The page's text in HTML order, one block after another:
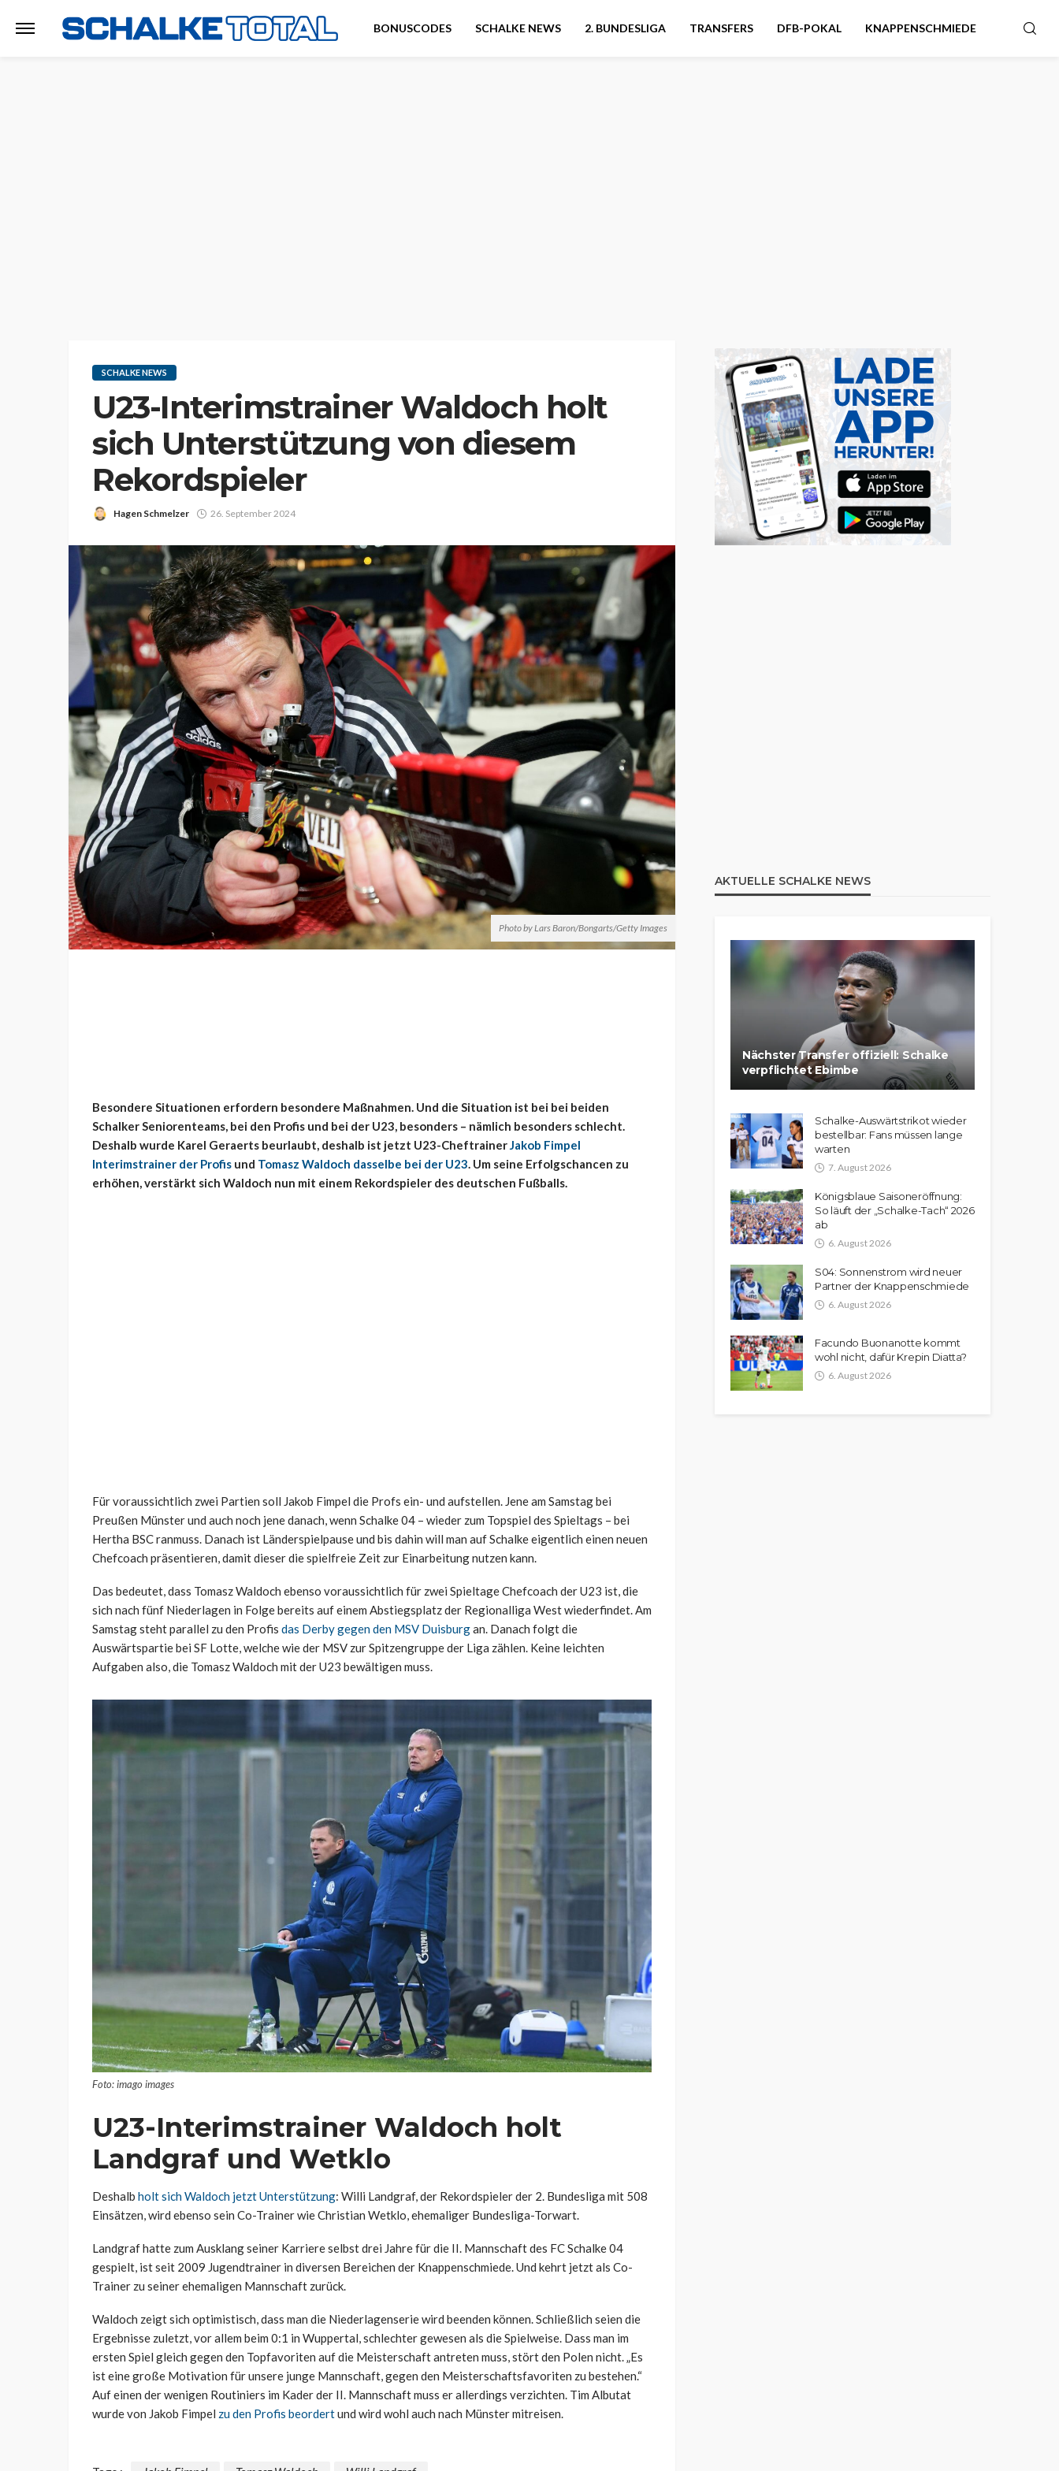
BONUSCODES SCHALKE NEWS 2. BUNDESLIGA TRANSFERS DFB-POKAL KNAPPENSCHMIEDE
SCHALKE NEWS
U23-Interimstrainer Waldoch holt
sich Unterstützung von diesem
Rekordspieler
Hagen Schmelzer 26. September 2024
Photo by Lars Baron/Bongarts/Getty Images
Besondere Situationen erfordern besondere Maßnahmen. Und die Situation ist bei bei beiden
Schalker Seniorenteams, bei den Profis und bei der U23, besonders – nämlich besonders schlecht.
Deshalb wurde Karel Geraerts beurlaubt, deshalb ist jetzt U23-CheftrainerJakob Fimpel
Interimstrainer der Profis und Tomasz Waldoch dasselbe bei der U23. Um seine Erfolgschancen zu
erhöhen, verstärkt sich Waldoch nun mit einem Rekordspieler des deutschen Fußballs.
Für voraussichtlich zwei Partien soll Jakob Fimpel die Profs ein- und aufstellen. Jene am Samstag bei
Preußen Münster und auch noch jene danach, wenn Schalke 04 – wieder zum Topspiel des Spieltags – bei
Hertha BSC ranmuss. Danach ist Länderspielpause und bis dahin will man auf Schalke eigentlich einen neuen
Chefcoach präsentieren, damit dieser die spielfreie Zeit zur Einarbeitung nutzen kann.
Das bedeutet, dass Tomasz Waldoch ebenso voraussichtlich für zwei Spieltage Chefcoach der U23 ist, die
sich nach fünf Niederlagen in Folge bereits auf einem Abstiegsplatz der Regionalliga West wiederfindet. Am
Samstag steht parallel zu den Profis das Derby gegen den MSV Duisburgan. Danach folgt die
Auswärtspartie bei SF Lotte, welche wie der MSV zur Spitzengruppe der Liga zählen. Keine leichten
Aufgaben also, die Tomasz Waldoch mit der U23 bewältigen muss.
Foto: imago images
U23-Interimstrainer Waldoch holt
Landgraf und Wetklo
Deshalb holt sich Waldoch jetzt Unterstützung: Willi Landgraf, der Rekordspieler der 2. Bundesliga mit 508
Einsätzen, wird ebenso sein Co-Trainer wie Christian Wetklo, ehemaliger Bundesliga-Torwart.
Landgraf hatte zum Ausklang seiner Karriere selbst drei Jahre für die II. Mannschaft des FC Schalke 04
gespielt, ist seit 2009 Jugendtrainer in diversen Bereichen der Knappenschmiede. Und kehrt jetzt als Co-
Trainer zu seiner ehemaligen Mannschaft zurück.
Waldoch zeigt sich optimistisch, dass man die Niederlagenserie wird beenden können. Schließlich seien die
Ergebnisse zuletzt, vor allem beim 0:1 in Wuppertal, schlechter gewesen als die Spielweise. Dass man im
ersten Spiel gleich gegen den Topfavoriten auf die Meisterschaft antreten muss, stört den Polen nicht. „Es
ist eine große Motivation für unsere junge Mannschaft, gegen den Meisterschaftsfavoriten zu bestehen.“
Auf einen der wenigen Routiniers im Kader der II. Mannschaft muss er allerdings verzichten. Tim Albutat
wurde von Jakob Fimpel zu den Profis beordertund wird wohl auch nach Münster mitreisen.
AKTUELLE SCHALKE NEWS
Nächster Transfer offiziell: Schalke
verpflichtet Ebimbe
Schalke-Auswärtstrikot wieder
bestellbar: Fans müssen lange
warten
7. August 2026
Königsblaue Saisoneröffnung:
So läuft der „Schalke-Tach“ 2026
ab
6. August 2026
S04: Sonnenstrom wird neuer
Partner der Knappenschmiede
6. August 2026
Facundo Buonanotte kommt
wohl nicht, dafür Krepin Diatta?
6. August 2026